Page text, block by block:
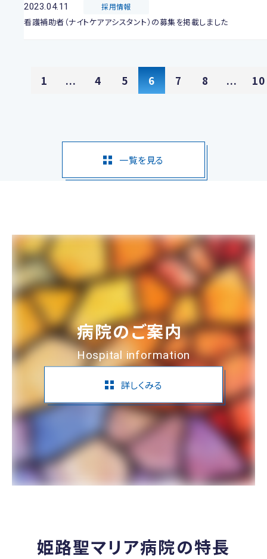
2023.04.11 採用情報
看護補助者（ナイトケアアシスタント）の募集を掲載しました
1 ... 4 5 6 7 8 ... 10
一覧を見る
病院のご案内
Hospital information
詳しくみる
姫路聖マリア病院の特長